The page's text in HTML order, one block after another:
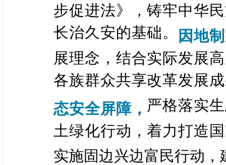
步促进法》，铸牢中华
长治久安的基础。
因地
展理念，结合实际发展
各族群众共享改革发展
态安全屏障， 严格落实
土绿化行动，着力打造
实施固边兴边富民行动